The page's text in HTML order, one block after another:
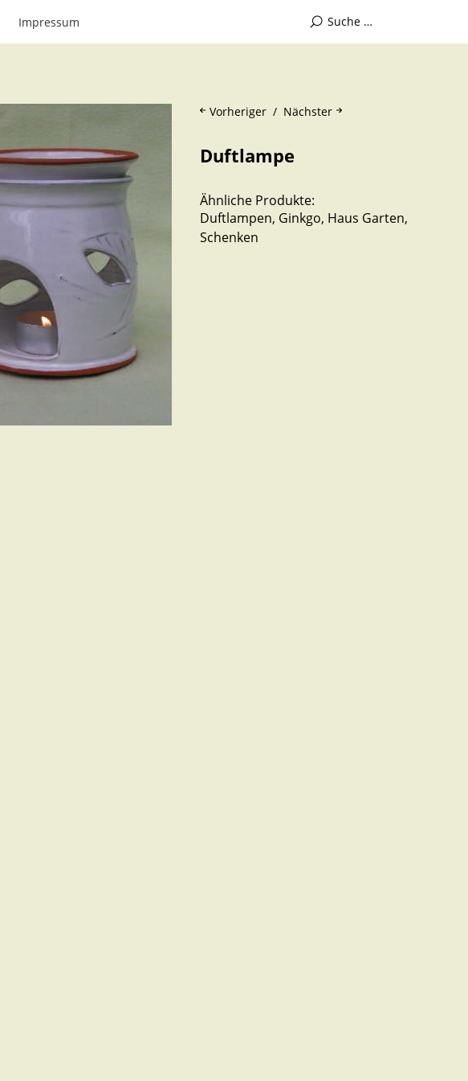
Impressum
Nächster
Vorheriger
Duftlampe
Ähnliche Produkte:
Duftlampen, Ginkgo, Haus Garten,
Schenken